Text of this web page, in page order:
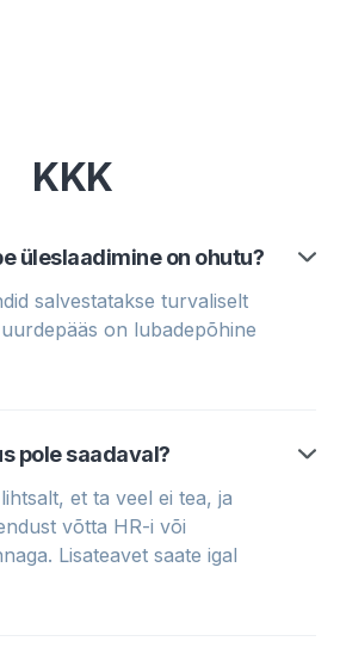
KKK
üleslaadimine on ohutu?
salvestatakse turvaliselt
on lubadepõhine
pole saadaval?
et ta veel ei tea, ja
võtta HR-i või
Lisateavet saate igal